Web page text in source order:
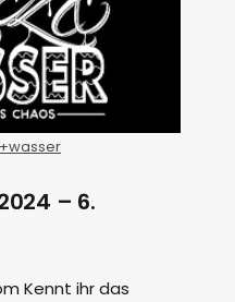
– 6.
Kennt ihr das